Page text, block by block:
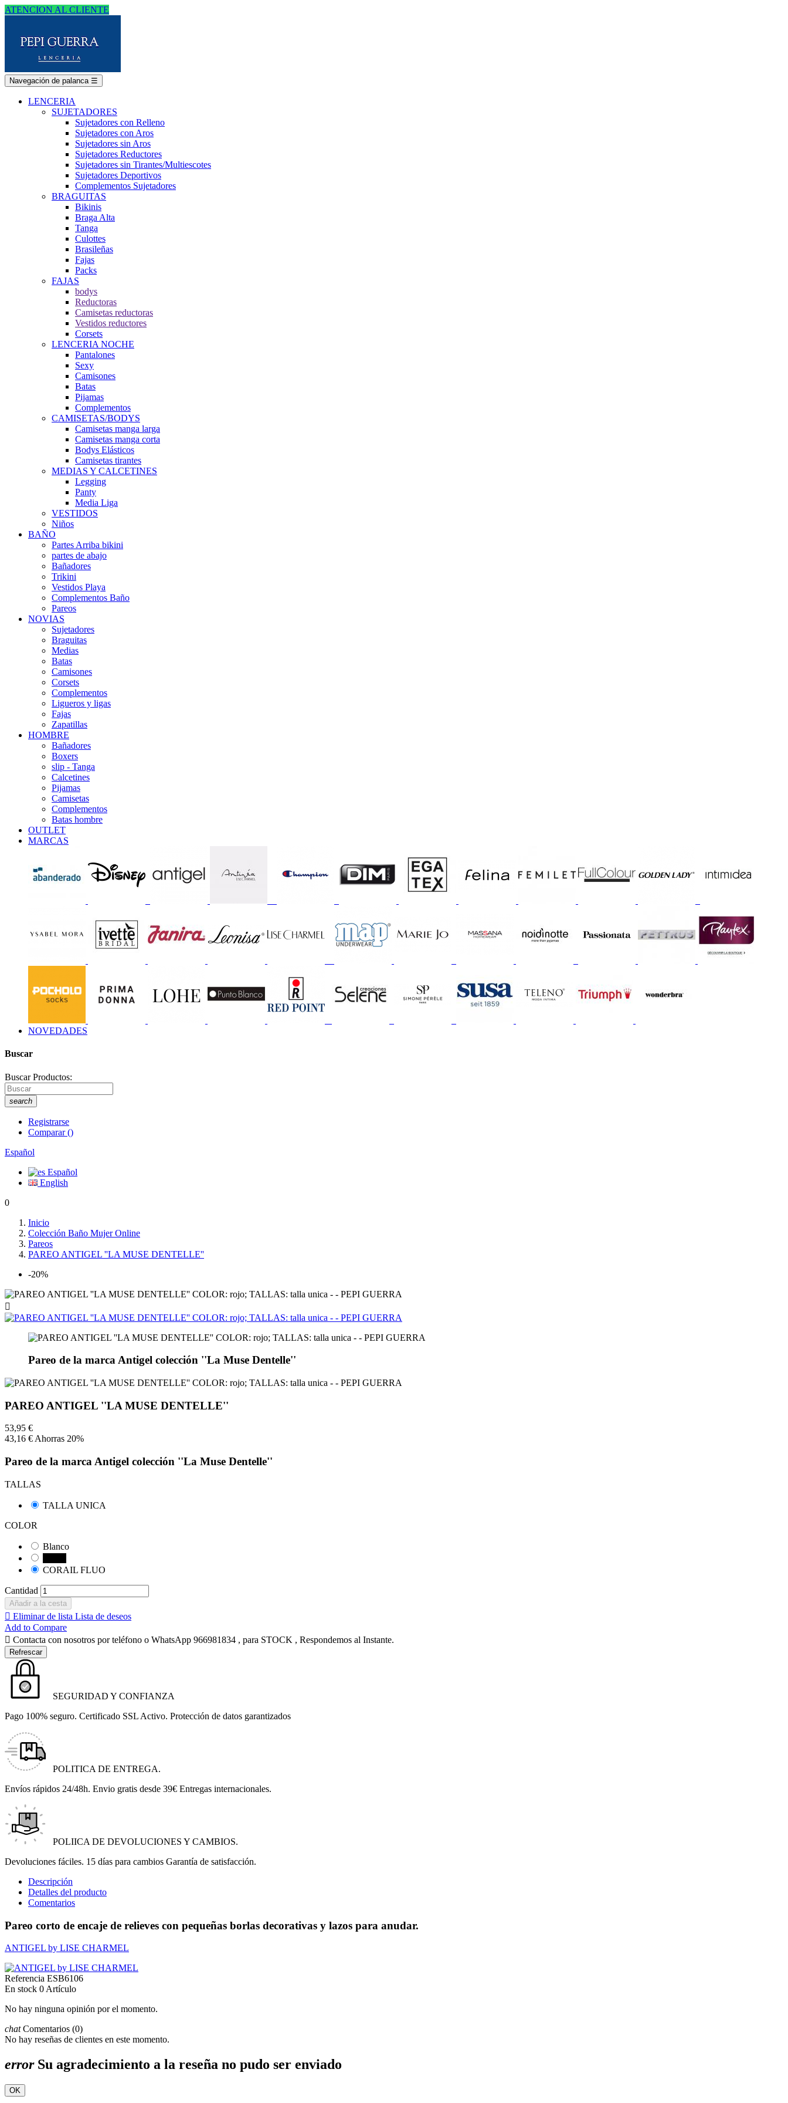
ATENCION AL CLIENTE
Navegación de palanca ☰
LENCERIA
SUJETADORES
Sujetadores con Relleno
Sujetadores con Aros
Sujetadores sin Aros
Sujetadores Reductores
Sujetadores sin Tirantes/Multiescotes
Sujetadores Deportivos
Complementos Sujetadores
BRAGUITAS
Bikinis
Braga Alta
Tanga
Culottes
Brasileñas
Fajas
Packs
FAJAS
bodys
Reductoras
Camisetas reductoras
Vestidos reductores
Corsets
LENCERIA NOCHE
Pantalones
Sexy
Camisones
Batas
Pijamas
Complementos
CAMISETAS/BODYS
Camisetas manga larga
Camisetas manga corta
Bodys Elásticos
Camisetas tirantes
MEDIAS Y CALCETINES
Legging
Panty
Media Liga
VESTIDOS
Niños
BAÑO
Partes Arriba bikini
partes de abajo
Bañadores
Trikini
Vestidos Playa
Complementos Baño
Pareos
NOVIAS
Sujetadores
Braguitas
Medias
Batas
Camisones
Corsets
Complementos
Ligueros y ligas
Fajas
Zapatillas
HOMBRE
Bañadores
Boxers
slip - Tanga
Calcetines
Pijamas
Camisetas
Complementos
Batas hombre
OUTLET
MARCAS
NOVEDADES
Buscar
Buscar Productos:
search
Registrarse
Comparar()
Español
Español
English
0
Inicio
Colección Baño Mujer Online
Pareos
PAREO ANTIGEL ''LA MUSE DENTELLE''
-20%

Pareo de la marca Antigel colección ''La Muse Dentelle''
PAREO ANTIGEL ''LA MUSE DENTELLE''
53,95 €
43,16 €Ahorras 20%
Pareo de la marca Antigel colección ''La Muse Dentelle''
TALLAS
TALLA UNICA
COLOR
Blanco
CORAIL FLUO
Cantidad
Añadir a la cesta
 Eliminar de lista Lista de deseos
Add to Compare
 Contacta con nosotros por teléfono o WhatsApp 966981834 , para STOCK , Respondemos al Instante.
SEGURIDAD Y CONFIANZA
Pago 100% seguro. Certificado SSL Activo. Protección de datos garantizados
POLITICA DE ENTREGA.
Envíos rápidos 24/48h. Envio gratis desde 39€ Entregas internacionales.
POLIICA DE DEVOLUCIONES Y CAMBIOS.
Devoluciones fáciles. 15 días para cambios Garantía de satisfacción.
Descripción
Detalles del producto
Comentarios
Pareo corto de encaje de relieves con pequeñas borlas decorativas y lazos para anudar.
ANTIGEL by LISE CHARMEL
Referencia ESB6106
En stock 0 Artículo
No hay ninguna opinión por el momento.
chatComentarios (0)
No hay reseñas de clientes en este momento.
errorSu agradecimiento a la reseña no pudo ser enviado
OK